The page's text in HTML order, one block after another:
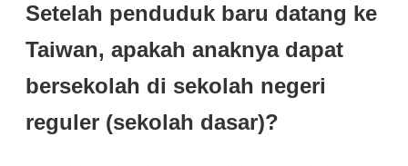
Setelah penduduk baru datang ke
Taiwan, apakah anaknya dapat
bersekolah di sekolah negeri
reguler (sekolah dasar)?